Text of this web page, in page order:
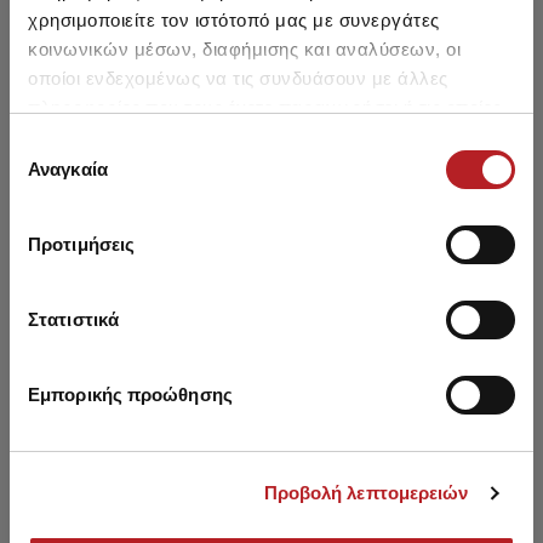
χρησιμοποιείτε τον ιστότοπό μας με συνεργάτες
κοινωνικών μέσων, διαφήμισης και αναλύσεων, οι
οποίοι ενδεχομένως να τις συνδυάσουν με άλλες
των υπηρεσιών τους.
συγκατάθεσης
Αναγκαία
Προτιμήσεις
Στατιστικά
Εμπορικής προώθησης
Προβολή λεπτομερειών